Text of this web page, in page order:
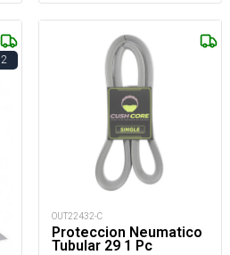
2
OUT22432-C
Proteccion Neumatico
Tubular 29 1 Pc